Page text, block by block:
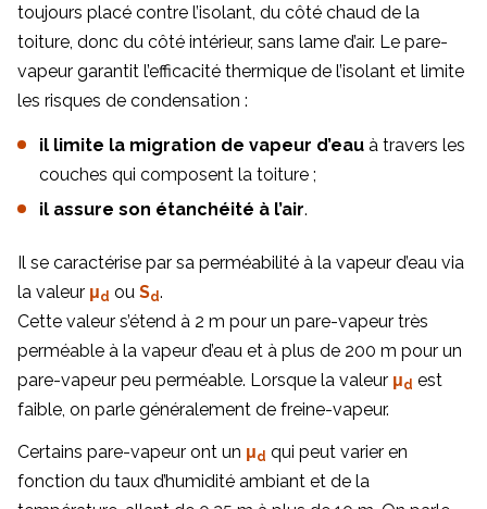
toujours placé contre l’isolant, du côté chaud de la
toiture, donc du côté intérieur, sans lame d’air. Le pare-
vapeur garantit l’efficacité thermique de l’isolant et limite
les risques de condensation :
il limite la migration de vapeur d’eau à travers les
couches qui composent la toiture ;
il assure son étanchéité à l’air.
Il se caractérise par sa perméabilité à la vapeur d’eau via
la valeur μd ou Sd.
Cette valeur s’étend à 2 m pour un pare-vapeur très
perméable à la vapeur d’eau et à plus de 200 m pour un
pare-vapeur peu perméable. Lorsque la valeur μd est
faible, on parle généralement de freine-vapeur.
Certains pare-vapeur ont un μd qui peut varier en
fonction du taux d’humidité ambiant et de la